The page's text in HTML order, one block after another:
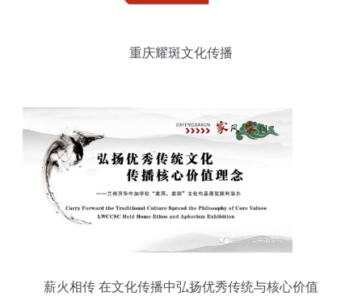
重庆耀斑文化传播
薪火相传 在文化传播中弘扬优秀传统与核心价值